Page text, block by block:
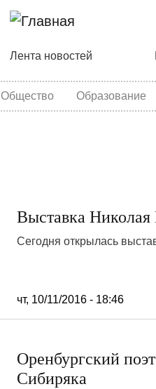
Основная навигация
Лента новостей
Общество Образование
Выставка
Сегодня открылась
чт, 10/11/2016 - 18:46
Оренбургский
Сибиряка